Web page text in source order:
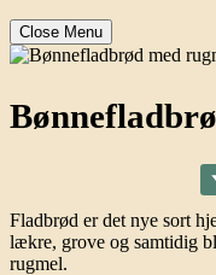
Close Menu
Fladbrød er det nye sort
lækre, grove og samtidig
rugmel.